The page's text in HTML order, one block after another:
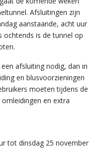
Afsluitingen zijn
aanstaande, acht uur
ochtends is de tunnel op
afsluiting nodig, dan in
en blusvoorzieningen
moeten tijdens de
en extra
tot dinsdag 25 november